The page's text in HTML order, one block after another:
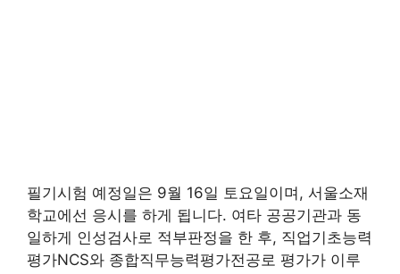
필기시험 예정일은 9월 16일 토요일이며, 서울소재
학교에선 응시를 하게 됩니다. 여타 공공기관과 동
일하게 인성검사로 적부판정을 한 후, 직업기초능력
평가NCS와 종합직무능력평가전공로 평가가 이루